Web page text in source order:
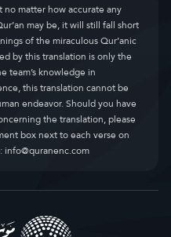
matter how accurate any
may be, it will still fall short
of the miraculous Qur’anic
by this translation is only the
team’s knowledge in
this translation cannot be
endeavor. Should you have
the translation, please
box next to each verse on
info@quranenc.com